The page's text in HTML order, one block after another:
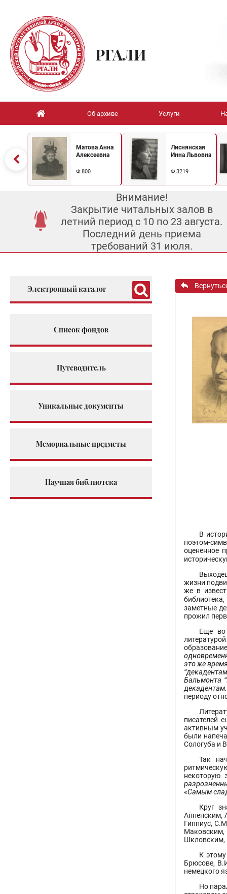
РГАЛИ
Об архиве Услуги
Матова Анна
Алексеевна
Ф.800
Лиснянская
Инна Львовна
Ф.3219
Внимание!
Закрытие читальных залов в
летний период с 10 по 23 августа.
Последний день приема
требований 31 июля.
Электронный каталог
Список фондов
Путеводитель
Уникальные документы
Мемориальные предметы
Научная библиотека
В
поэтом-
оцененное
жизни
же в
заметные
прожил
Еще во
это же
Бальмонта
периоду
писателей
активным
были
Сологуба и
Так
некоторую
«Самым
Круг
Гиппиус,
Шкловским,
К
Брюсове,
немецкого
Но